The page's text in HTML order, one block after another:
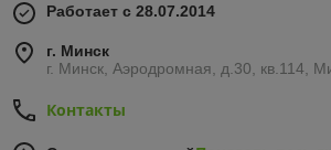
Работает с 28.07.2014
г. Минск
г. Минск, Аэродромная, д.30, кв.114,
Контакты